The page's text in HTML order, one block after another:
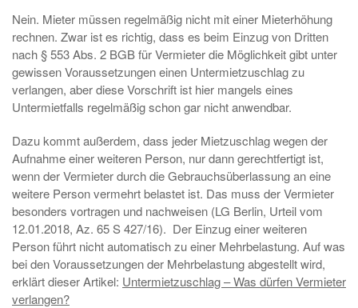
Nein. Mieter müssen regelmäßig nicht mit einer Mieterhöhung
rechnen. Zwar ist es richtig, dass es beim Einzug von Dritten
nach § 553 Abs. 2 BGB für Vermieter die Möglichkeit gibt unter
gewissen Voraussetzungen einen Untermietzuschlag zu
verlangen, aber diese Vorschrift ist hier mangels eines
Untermietfalls regelmäßig schon gar nicht anwendbar.
Dazu kommt außerdem, dass jeder Mietzuschlag wegen der
Aufnahme einer weiteren Person, nur dann gerechtfertigt ist,
wenn der Vermieter durch die Gebrauchsüberlassung an eine
weitere Person vermehrt belastet ist. Das muss der Vermieter
besonders vortragen und nachweisen (LG Berlin, Urteil vom
12.01.2018, Az. 65 S 427/16). Der Einzug einer weiteren
Person führt nicht automatisch zu einer Mehrbelastung. Auf was
bei den Voraussetzungen der Mehrbelastung abgestellt wird,
erklärt dieser Artikel: Untermietzuschlag – Was dürfen Vermieter
verlangen?